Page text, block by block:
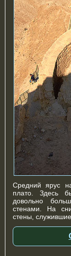
Средний ярус
плато. Здесь
довольно
стенами. На
стены,